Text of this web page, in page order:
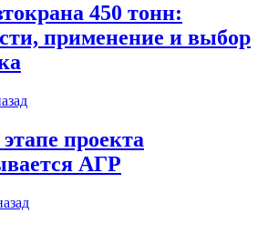
450 тонн:
применение и выбор
проекта
АГР